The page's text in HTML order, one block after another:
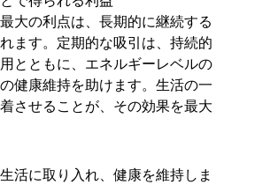
大の利点は、長期的に継続する
ます。定期的な吸引は、持続的
とともに、エネルギーレベルの
健康維持を助けます。生活の一
させることが、その効果を最大
活に取り入れ、健康を維持しま